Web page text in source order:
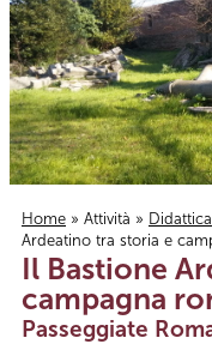
Tu sei qui
Home » Attività » Didattica
Ardeatino tra storia e
Il Bastione
campagna
Passeggiate